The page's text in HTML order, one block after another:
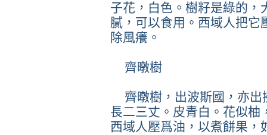
子花，白色。樹籽是綠的，
膩，可以食用。西域人把它
除風癢。
齊暾樹
齊暾樹，出波斯國，亦出
長二三丈。皮青白。花似柚
西域人壓爲油，以煮餅果，